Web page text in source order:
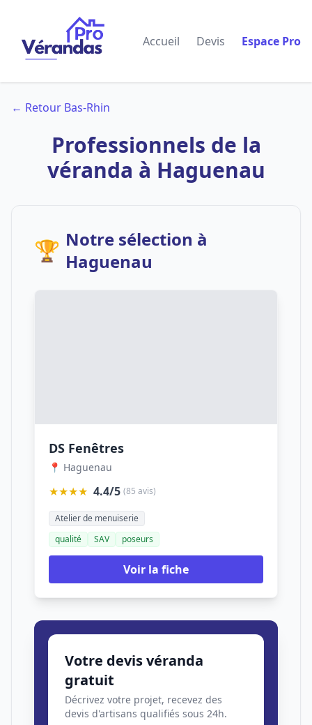
Accueil Devis Espace Pro
← Retour Bas-Rhin
Professionnels de la
véranda à Haguenau
🏆 Notre sélection à
Haguenau
DS Fenêtres
📍 Haguenau
★★★★ 4.4/5 (85 avis)
Atelier de menuiserie
qualité
SAV poseurs
Voir la fiche
Votre devis véranda
gratuit
Décrivez votre projet, recevez des
devis d'artisans qualifiés sous 24h.